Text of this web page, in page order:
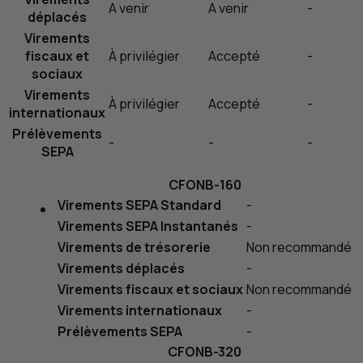
déplacés
A venir A venir
-
Virements
fiscaux et
sociaux
À privilégier Accepté -
Virements
internationauxÀ privilégier Accepté
-
Prélèvements
SEPA
- - -
CFONB-160
Virements SEPA Standard
-
Virements SEPA Instantanés -
Virements de trésorerie
Non recommandé
Virements déplacés
-
Virements fiscaux et sociauxNon recommandé
Virements internationaux
-
Prélèvements SEPA
-
CFONB-320